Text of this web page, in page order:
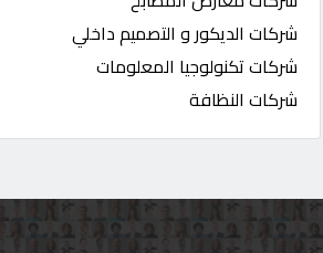
شركات الديكور و التصميم داخلي
شركات تكنولوجيا المعلومات
شركات النظافة